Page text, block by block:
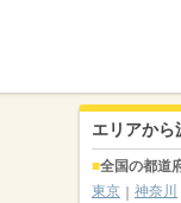
エリアから
全国の都道
東京
神奈川